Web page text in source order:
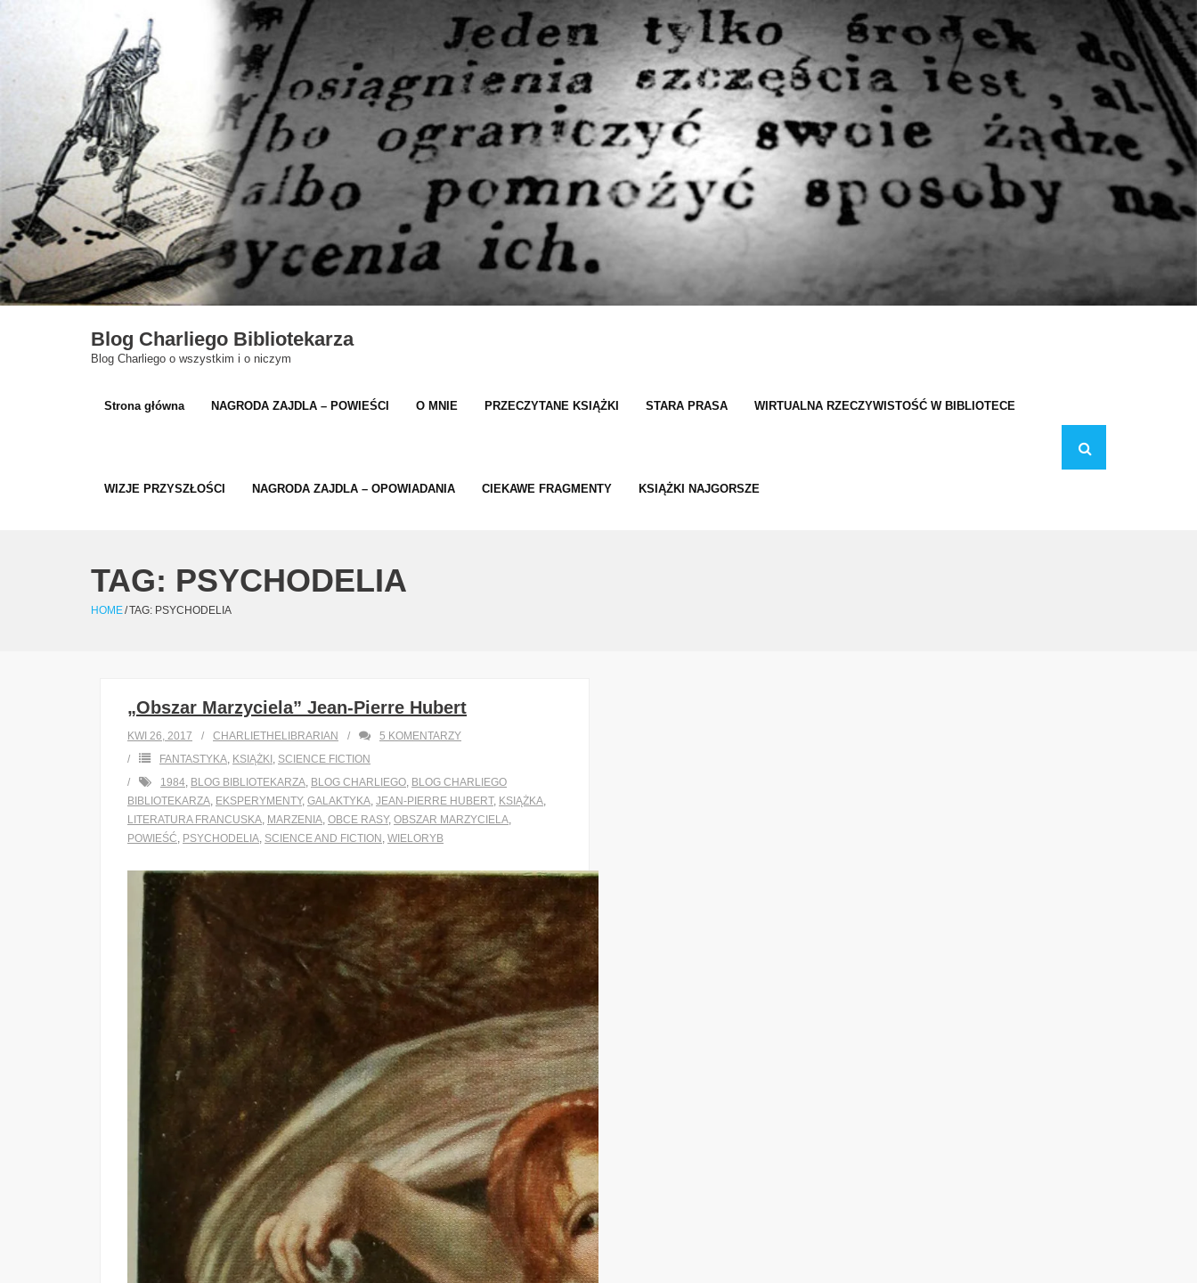
Blog Charliego Bibliotekarza
Blog Charliego o wszystkim i o niczym
Strona główna NAGRODA ZAJDLA – POWIEŚCI O MNIE PRZECZYTANE KSIĄŻKI STARA PRASA WIRTUALNA RZECZYWISTOŚĆ W BIBLIOTECE
WIZJE PRZYSZŁOŚCI NAGRODA ZAJDLA – OPOWIADANIA CIEKAWE FRAGMENTY KSIĄŻKI NAJGORSZE
TAG: PSYCHODELIA
HOME/TAG: PSYCHODELIA
„Obszar Marzyciela” Jean-Pierre Hubert
KWI 26, 2017 CHARLIETHELIBRARIAN 5 KOMENTARZY
FANTASTYKA KSIĄŻKI SCIENCE FICTION
1984 BLOG BIBLIOTEKARZA BLOG CHARLIEGO BLOG CHARLIEGO
BIBLIOTEKARZA EKSPERYMENTY, GALAKTYKA JEAN-PIERRE HUBERT, KSIĄŻKA
LITERATURA FRANCUSKA MARZENIA OBCE RASY, OBSZAR MARZYCIELA
POWIEŚĆ PSYCHODELIA SCIENCE AND FICTION WIELORYB